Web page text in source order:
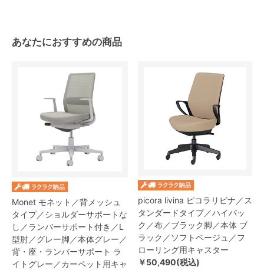
あなたにおすすめの商品
Monet モネット／背メッシュ
タイプ／ショルダーサポートな
し／ランバーサポート付き／L
型肘／グレー脚／本体グレー／
背・座・ランバーサポート ラ
イトグレー／カーペット用キャ
picora livina ピコラリビナ／ス
タンダードタイプ／ハイバッ
ク／布／ブラック脚／本体 ブ
ラック／ソフトベージュ／フ
ローリング用キャスター
￥50,490(税込)